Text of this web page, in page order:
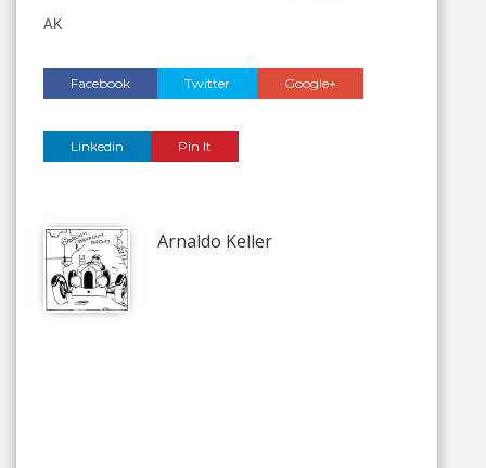
AK
Facebook Twitter Google+
Linkedin Pin It
Arnaldo Keller